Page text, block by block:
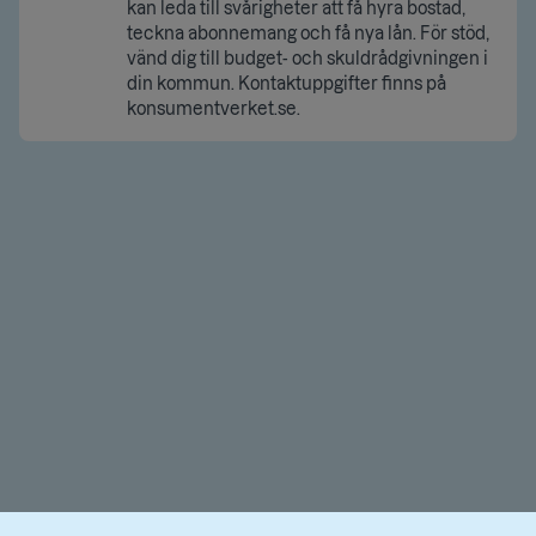
kan leda till svårigheter att få hyra bostad,
teckna abonnemang och få nya lån. För stöd,
vänd dig till budget- och skuldrådgivningen i
din kommun. Kontaktuppgifter finns på
konsumentverket.se.